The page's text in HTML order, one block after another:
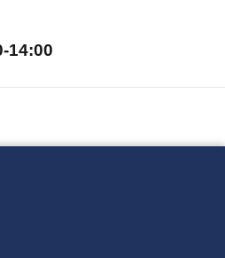
14:00